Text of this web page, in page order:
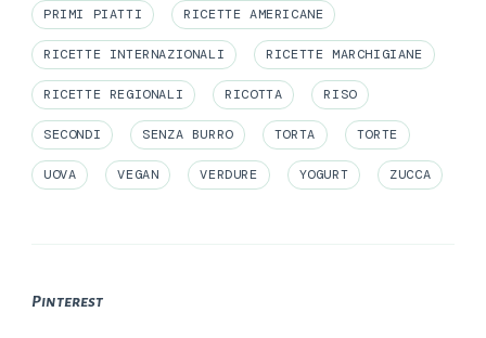
PRIMI PIATTI RICETTE AMERICANE
RICETTE INTERNAZIONALI RICETTE MARCHIGIANE
RICETTE REGIONALI RICOTTA RISO
SECONDI SENZA BURRO TORTA TORTE
UOVA VEGAN VERDURE YOGURT ZUCCA
Pinterest